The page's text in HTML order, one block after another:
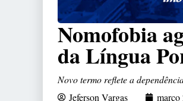
Nomofobia
da Língua
Novo termo reflete a
Jeferson Vargas
março